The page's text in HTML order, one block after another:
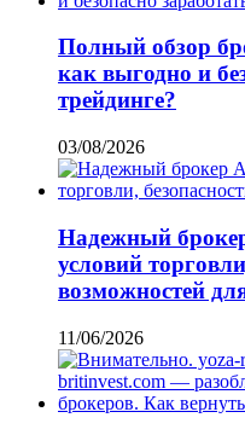
Полный обзор
как выгодно и
трейдинге?
03/08/2026
Надежный
условий
возможностей
11/06/2026